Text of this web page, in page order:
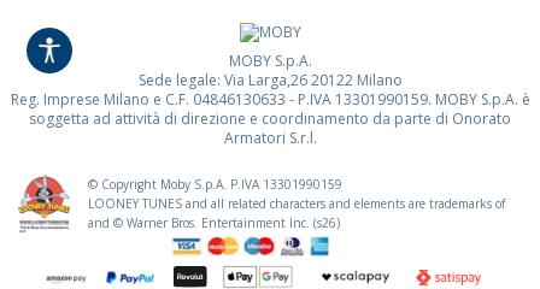
MOBY S.p.A.
Sede legale: Via Larga,26 20122 Milano
Reg. Imprese Milano e C.F. 04846130633 - P.IVA 13301990159. MOBY S.p.A. è
soggetta ad attività di direzione e coordinamento da parte di Onorato
Armatori S.r.l.
© Copyright Moby S.p.A. P.IVA 13301990159
LOONEY TUNES and all related characters and elements are trademarks of
and © Warner Bros. Entertainment Inc. (s26)